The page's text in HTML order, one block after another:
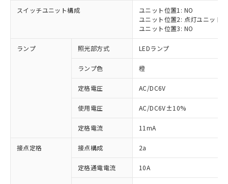
スイッチユニット構成
ユニット位置1: NO
ユニット位置2: 点灯ユニット
ユニット位置3: NO
ランプ 照光部方式 LEDランプ
ランプ色 橙
定格電圧 AC/DC6V
使用電圧 AC/DC6V±10%
定格電流 11mA
接点定格 接点構成 2a
定格通電電流 10A
ご利用条件
以下の条件をお読みいただき、同意のうえ
ご利用ください。
商品の当社在庫状況および標準価格
(税抜)を提供させていただくもので
対応済み：EU RoHS指令（10物質）の
非含有に対応した製品が提供可能な商品で
対応予定：EU RoHS指令（10物質）の非含
有に対応した製品に切り替える予定のある
対応予定なし：EU RoHS指令（10物質）の
非含有に非対応の商品で、対応品を出す予
定はありません。
調査・確認中：EU RoHS指令（10物質）の
非含有の対応状況を調査中または確認中の
非該当品：ライセンス料など無形物で、有
害物質有無と関係のない商品です。
※1 中国RoHS○×表
「○」：最大均質材料含有率が中国RoHSの
基準値以下であることを示します。